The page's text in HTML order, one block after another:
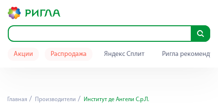
Акции Распродажа Яндекс Сплит Ригла
Главная Производители Институт де Ангели С.р.Л.